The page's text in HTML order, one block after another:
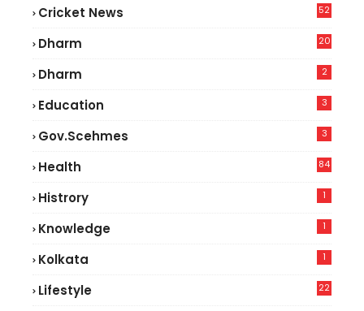
Cricket News
52
Dharm 20
Dharm 2
Education 3
Gov.scehmes 3
Health
84
Histrory 1
Knowledge 1
Kolkata 1
Lifestyle
22